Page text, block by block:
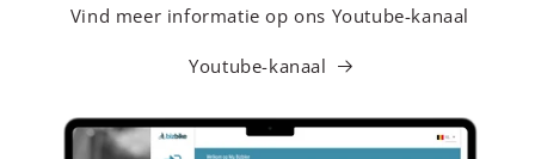
Vind meer informatie op ons Youtube-kanaal
Youtube-kanaal